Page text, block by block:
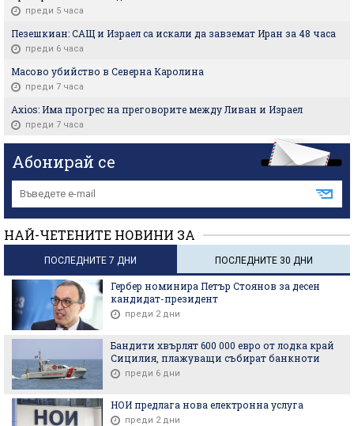
преди 5 часа
Пезешкиан: САЩ и Израел са искали да завземат Иран за 48 часа
преди 6 часа
Масово убийство в Северна Каролина
преди 7 часа
Axios: Има прогрес на преговорите между Ливан и Израел
преди 7 часа
Абонирай се
НАЙ-ЧЕТЕНИТЕ НОВИНИ ЗА
ПОСЛЕДНИТЕ 7 ДНИ ПОСЛЕДНИТЕ 30 ДНИ
Гербер номинира Петър Стоянов за десен
кандидат-президент
преди 2 дни
Бандити хвърлят 600 000 евро от лодка край
Сицилия, плажуващи събират банкноти
преди 6 дни
НОИ предлага нова електронна услуга
преди 2 дни